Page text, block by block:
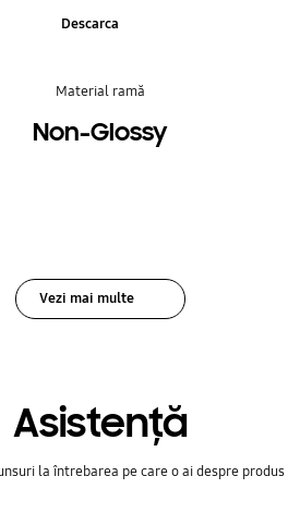
Descarca
Material ramă
Non-Glossy
Vezi mai multe
Asistenţă
la întrebarea pe care o ai despre produs